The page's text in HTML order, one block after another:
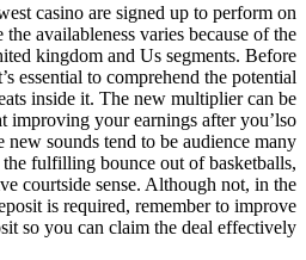
the newest casino are signed up to
while the availableness varies
the united kingdom and Us
it’s essential to comprehend the
will threats inside it. The new multiplier
improving your earnings after
The new sounds tend to be
and the fulfilling bounce out of
courtside sense. Although
deposit is required, remember to
deposit so you can claim the deal